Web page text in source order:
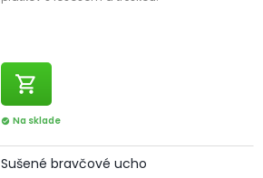
shopping_cart
check_circle Na sklade
Sušené bravčové ucho